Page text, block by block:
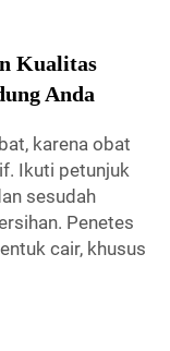
Kualitas
Anda
karena obat
Ikuti petunjuk
sesudah
Penetes
cair, khusus